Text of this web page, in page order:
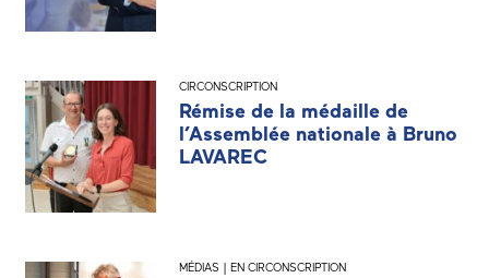
CIRCONSCRIPTION
Rémise de la médaille de
l’Assemblée nationale à Bruno
LAVAREC
MÉDIAS | EN CIRCONSCRIPTION